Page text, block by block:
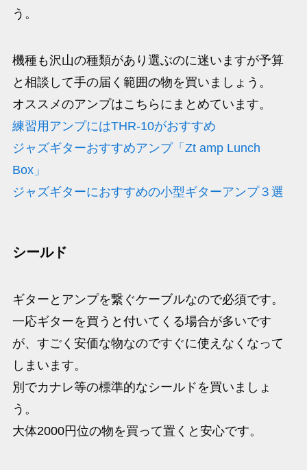
う。
機種も沢山の種類があり選ぶのに迷いますが予算
と相談して手の届く範囲の物を買いましょう。
オススメのアンプはこちらにまとめています。
練習用アンプにはTHR-10がおすすめ
ジャズギターおすすめアンプ「Zt amp Lunch
Box」
ジャズギターにおすすめの小型ギターアンプ３選
シールド
ギターとアンプを繋ぐケーブルなので必須です。
一応ギターを買うと付いてくる場合が多いです
が、すごく安価な物なのですぐに使えなくなって
しまいます。
別でカナレ等の標準的なシールドを買いましょ
う。
大体2000円位の物を買って置くと安心です。